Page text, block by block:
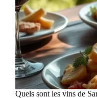
Quels sont les vins de